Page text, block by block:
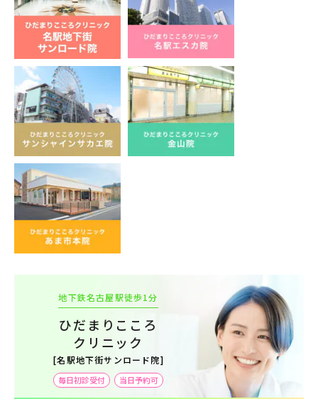
地下鉄名古屋駅徒歩1分
ひだまりこころ
クリニック
[名駅地下街サンロード院]
毎日初診受付 当日予約可